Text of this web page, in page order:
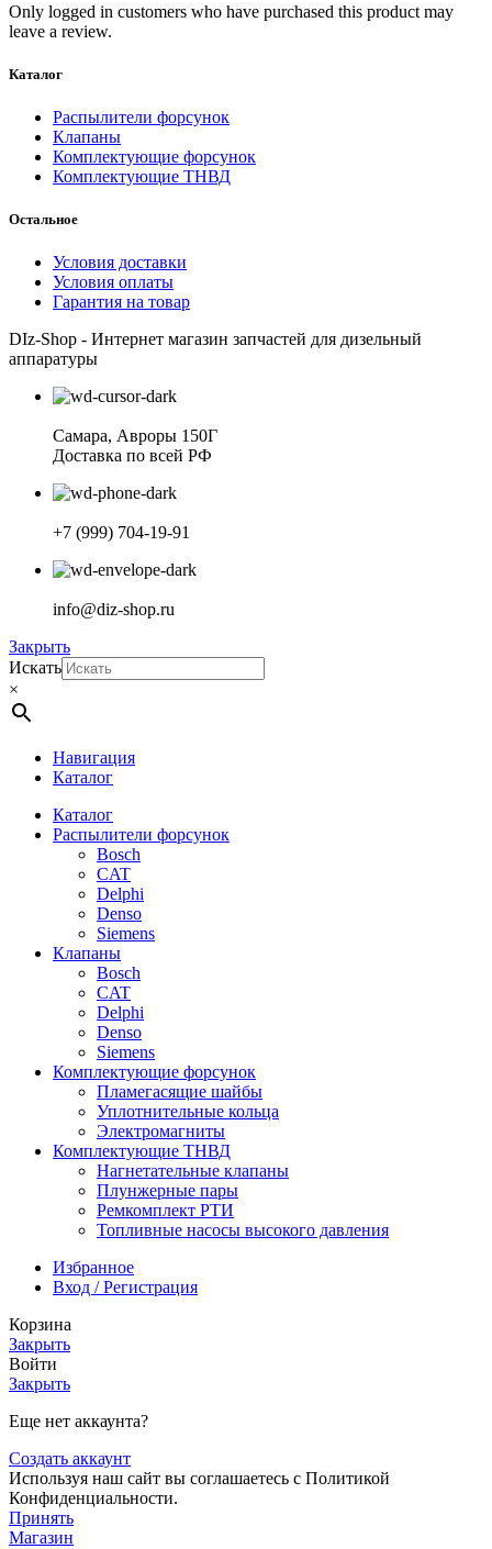
Only logged in customers who have purchased this product may
leave a review.
Каталог
Распылители форсунок
Клапаны
Комплектующие форсунок
Комплектующие ТНВД
Остальное
Условия доставки
Условия оплаты
Гарантия на товар
DIz-Shop - Интернет магазин запчастей для дизельный
аппаратуры
Самара, Авроры 150Г
Доставка по всей РФ
+7 (999) 704-19-91
info@diz-shop.ru
Закрыть
Искать
×
Навигация
Каталог
Каталог
Распылители форсунок
Bosch
CAT
Delphi
Denso
Siemens
Клапаны
Bosch
CAT
Delphi
Denso
Siemens
Комплектующие форсунок
Пламегасящие шайбы
Уплотнительные кольца
Электромагниты
Комплектующие ТНВД
Нагнетательные клапаны
Плунжерные пары
Ремкомплект РТИ
Топливные насосы высокого давления
Избранное
Вход / Регистрация
Корзина
Закрыть
Войти
Закрыть
Еще нет аккаунта?
Создать аккаунт
Используя наш сайт вы соглашаетесь с Политикой
Конфиденциальности.
Принять
Магазин